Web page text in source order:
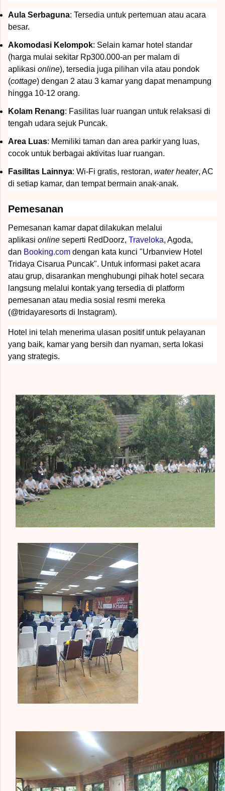
Aula Serbaguna: Tersedia untuk pertemuan atau acara
besar.
Akomodasi Kelompok: Selain kamar hotel standar
(harga mulai sekitar Rp300.000-an per malam di
aplikasi online), tersedia juga pilihan vila atau pondok
(cottage) dengan 2 atau 3 kamar yang dapat menampung
hingga 10-12 orang.
Kolam Renang: Fasilitas luar ruangan untuk relaksasi di
tengah udara sejuk Puncak.
Area Luas: Memiliki taman dan area parkir yang luas,
cocok untuk berbagai aktivitas luar ruangan.
Fasilitas Lainnya: Wi-Fi gratis, restoran, water heater, AC
di setiap kamar, dan tempat bermain anak-anak.
Pemesanan
Pemesanan kamar dapat dilakukan melalui
aplikasi online seperti RedDoorz, Traveloka, Agoda,
dan Booking.com dengan kata kunci "Urbanview Hotel
Tridaya Cisarua Puncak". Untuk informasi paket acara
atau grup, disarankan menghubungi pihak hotel secara
langsung melalui kontak yang tersedia di platform
pemesanan atau media sosial resmi mereka
(@tridayaresorts di Instagram).
Hotel ini telah menerima ulasan positif untuk pelayanan
yang baik, kamar yang bersih dan nyaman, serta lokasi
yang strategis.